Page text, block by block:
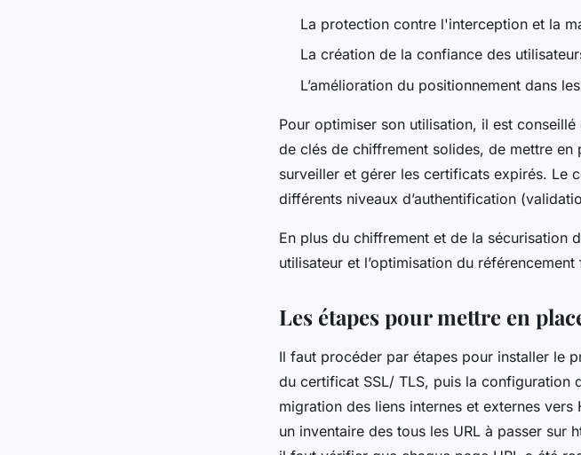
La protection contre l'interception et la
La création de la confiance des
L’amélioration du positionnement dans
Pour optimiser son utilisation, il est
de clés de chiffrement solides, de mettre en
surveiller et gérer les certificats expirés. Le
différents niveaux d’authentification
En plus du chiffrement et de la sécurisation
utilisateur et l’optimisation du
Les étapes pour mettre en
Il faut procéder par étapes pour installer le
du certificat SSL/ TLS, puis la configuration
migration des liens internes et externes
un inventaire des tous les URL à passer sur